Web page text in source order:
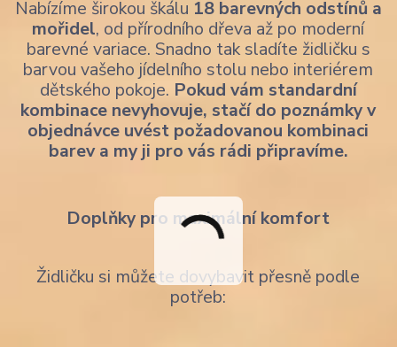
Nabízíme širokou škálu 18 barevných odstínů a
mořidel, od přírodního dřeva až po moderní
barevné variace. Snadno tak sladíte židličku s
barvou vašeho jídelního stolu nebo interiérem
dětského pokoje. Pokud vám standardní
kombinace nevyhovuje, stačí do poznámky v
objednávce uvést požadovanou kombinaci
barev a my ji pro vás rádi připravíme.
Doplňky pro maximální komfort
Židličku si můžete dovybavit přesně podle
potřeb: